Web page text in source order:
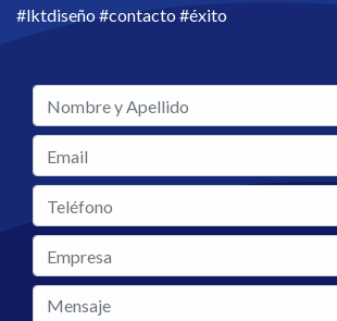
#lktdiseño #contacto #éxito